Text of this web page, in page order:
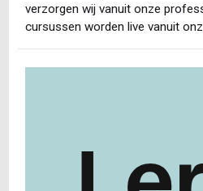
verzorgen wij vanuit onze
cursussen worden live vanuit